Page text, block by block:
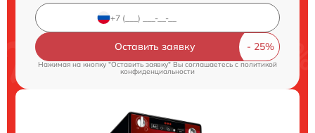
Оставить заявку
Нажимая на кнопку "Оставить заявку" Вы соглашаетесь cполитикой
конфиденциальности